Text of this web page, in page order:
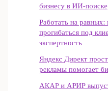
бизнесу в ИИ‑поиске
Работать на равных:
прогибаться под
экспертность
Яндекс Директ
рекламы помогает
АКАР и АРИР